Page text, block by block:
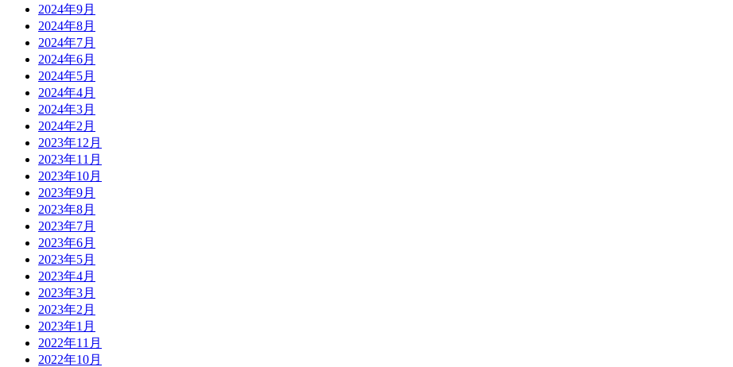
2024年9月
2024年8月
2024年7月
2024年6月
2024年5月
2024年4月
2024年3月
2024年2月
2023年12月
2023年11月
2023年10月
2023年9月
2023年8月
2023年7月
2023年6月
2023年5月
2023年4月
2023年3月
2023年2月
2023年1月
2022年11月
2022年10月